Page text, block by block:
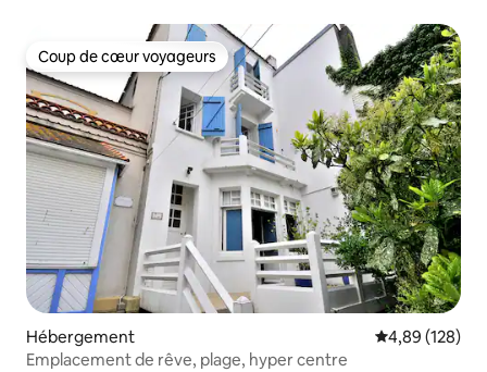
Coup de cœur voyageurs
Coup de cœur voyageurs
Hébergement Évaluation
4,89 (128)
Emplacement de rêve, plage, hyper centre